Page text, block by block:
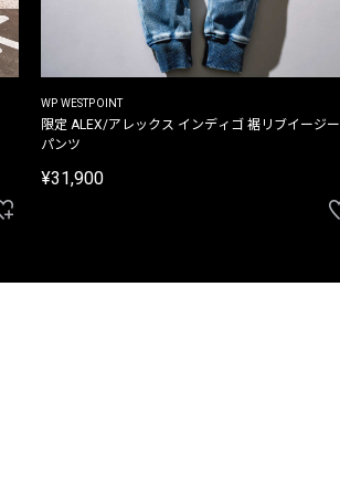
WP WESTPOINT
限定 ALEX/アレックス インディゴ 裾リブイージー
パンツ
¥31,900